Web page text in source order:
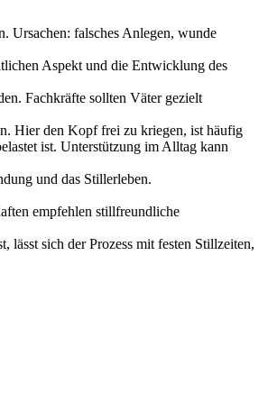
Ursachen: falsches Anlegen, wunde
Aspekt und die Entwicklung des
Fachkräfte sollten Väter gezielt
Hier den Kopf frei zu kriegen, ist häufig
ist. Unterstützung im Alltag kann
und das Stillerleben.
empfehlen stillfreundliche
lässt sich der Prozess mit festen Stillzeiten,